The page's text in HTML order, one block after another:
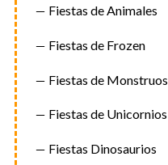
Fiestas de Animales
Fiestas de Frozen
Fiestas de Monstruos
Fiestas de Unicornios
Fiestas Dinosaurios